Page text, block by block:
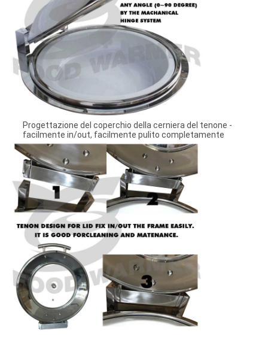
Progettazione del coperchio della cerniera del tenone -
facilmente in/out, facilmente pulito completamente